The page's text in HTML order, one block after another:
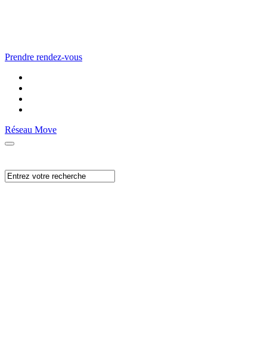
Prendre rendez-vous
Réseau Move